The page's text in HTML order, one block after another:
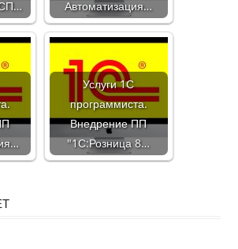
Автоматизация…
Услуги 1С
программиста.
Внедрение ПП
"1С:Розница 8…